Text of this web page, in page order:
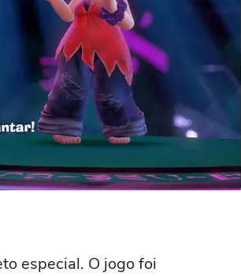
especial. O jogo foi